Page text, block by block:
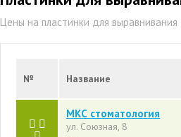
Цены на пластинки для
№ Название
МКС стоматология
ул. Союзная, 8